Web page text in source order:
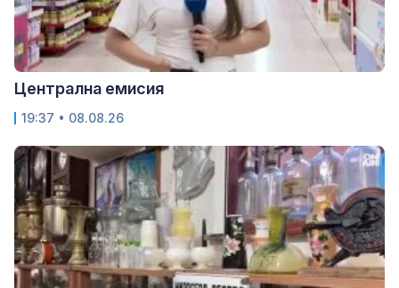
Централна емисия
19:37 • 08.08.26